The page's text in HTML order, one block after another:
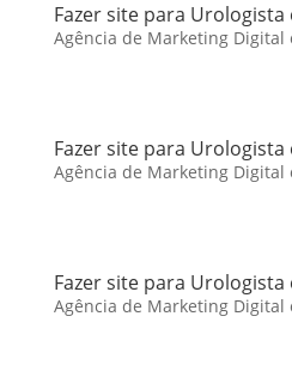
Fazer site para
Agência de Marketing Digital
Fazer site para Urologista
Agência de Marketing Digital
Fazer site para Urologista
Agência de Marketing Digital